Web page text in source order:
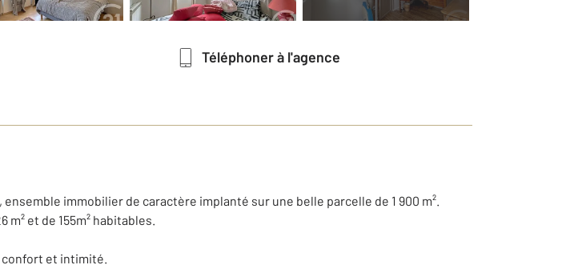
Téléphoner à l'agence
immobilier de caractère implanté sur une belle parcelle de 1 900 m².
et de 155m² habitables.
confort et intimité.